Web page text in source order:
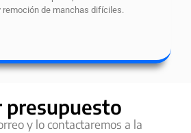
remoción de manchas difíciles.
presupuesto
y lo contactaremos a la